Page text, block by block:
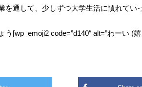
を通して、少しずつ大学生活に慣れてい
[wp_emoji2 code=”d140″ alt=”わーい (